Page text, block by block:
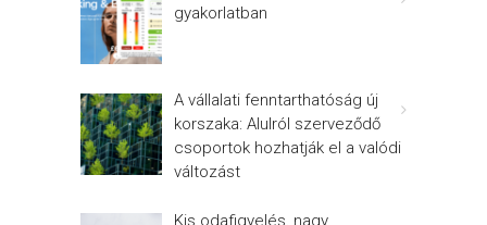
gyakorlatban
A vállalati fenntarthatóság új
korszaka: Alulról szerveződő
csoportok hozhatják el a valódi
változást
Kis odafigyelés, nagy